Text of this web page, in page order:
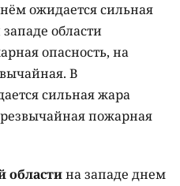
ожидается сильная
области
опасность, на
В
сильная жара
пожарная
областина западе днем